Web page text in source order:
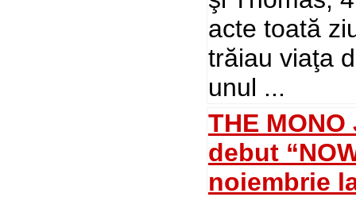
acte toată
trăiau viaţa
unul ...
THE
debut
noiembrie